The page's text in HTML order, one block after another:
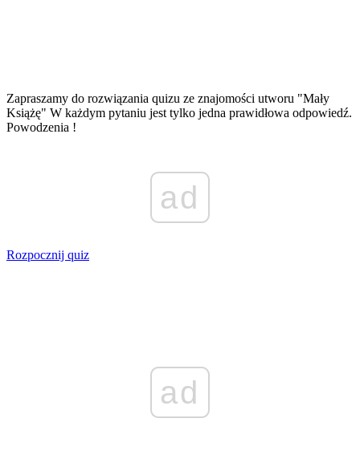
Zapraszamy do rozwiązania quizu ze znajomości utworu "Mały
Książę" W każdym pytaniu jest tylko jedna prawidłowa odpowiedź.
Powodzenia !
ad
Rozpocznij quiz
ad